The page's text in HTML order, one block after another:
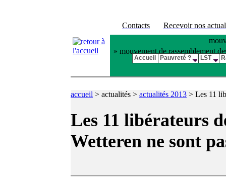
Contacts
Recevoir nos
» mouvement de rassemblement
accueil > actualités > actualités 2013 > Les 11
Les 11 libérateurs
Wetteren ne sont
Accueil Pauvreté ? LST